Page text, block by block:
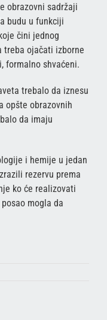
obrazovni sadržaji
budu u funkciji
čini jednog
treba ojačati izborne
formalno shvaćeni.
trebalo da iznesu
opšte obrazovnih
da imaju
i hemije u jedan
rezervu prema
ko će realizovati
mogla da